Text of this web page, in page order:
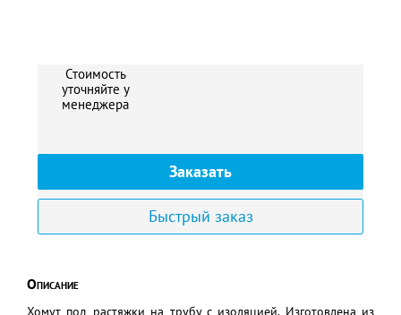
Стоимость
уточняйте у
менеджера
Заказать
Быстрый заказ
Описание
Хомут под растяжки на трубу с изоляцией. Изготовлена из